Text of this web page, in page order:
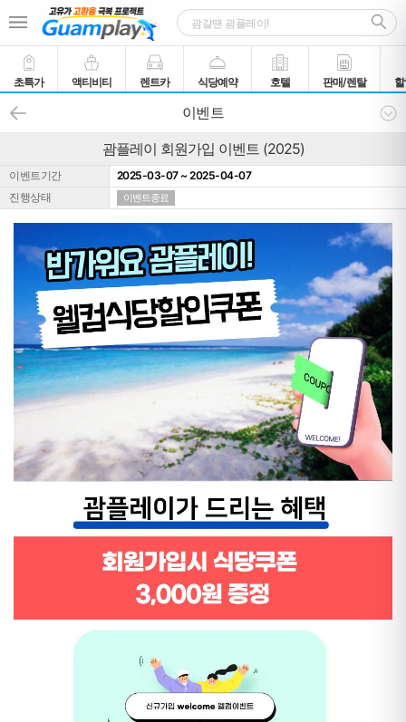
초특가 액티비티 렌트카 식당예약 호텔 판매/렌탈
이벤트
괌플레이 회원가입 이벤트 (2025)
이벤트기간
2025-03-07 ~ 2025-04-07
진행상태
이벤트종료